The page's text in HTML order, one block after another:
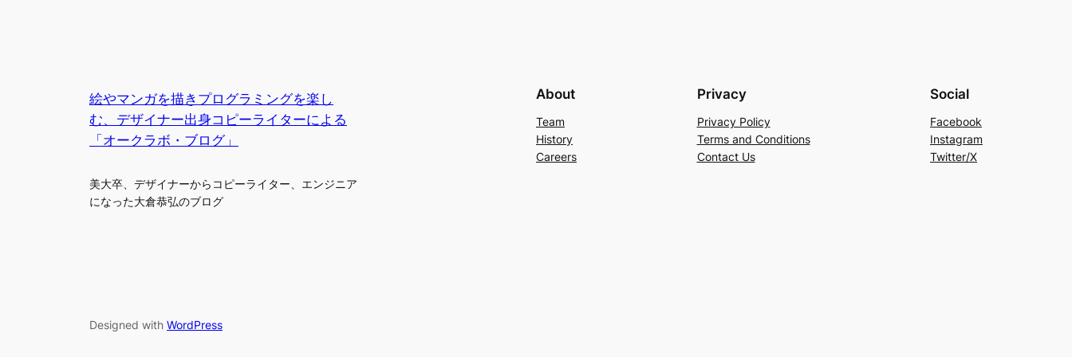
絵やマンガを描きプログラミングを楽し
む、デザイナー出身コピーライターによる
「オークラボ・ブログ」
美大卒、デザイナーからコピーライター、エンジニア
になった大倉恭弘のブログ
About
Team
History
Careers
Privacy
Privacy Policy
Terms and Conditions
Contact Us
Social
Facebook
Instagram
Twitter/X
Designed with WordPress